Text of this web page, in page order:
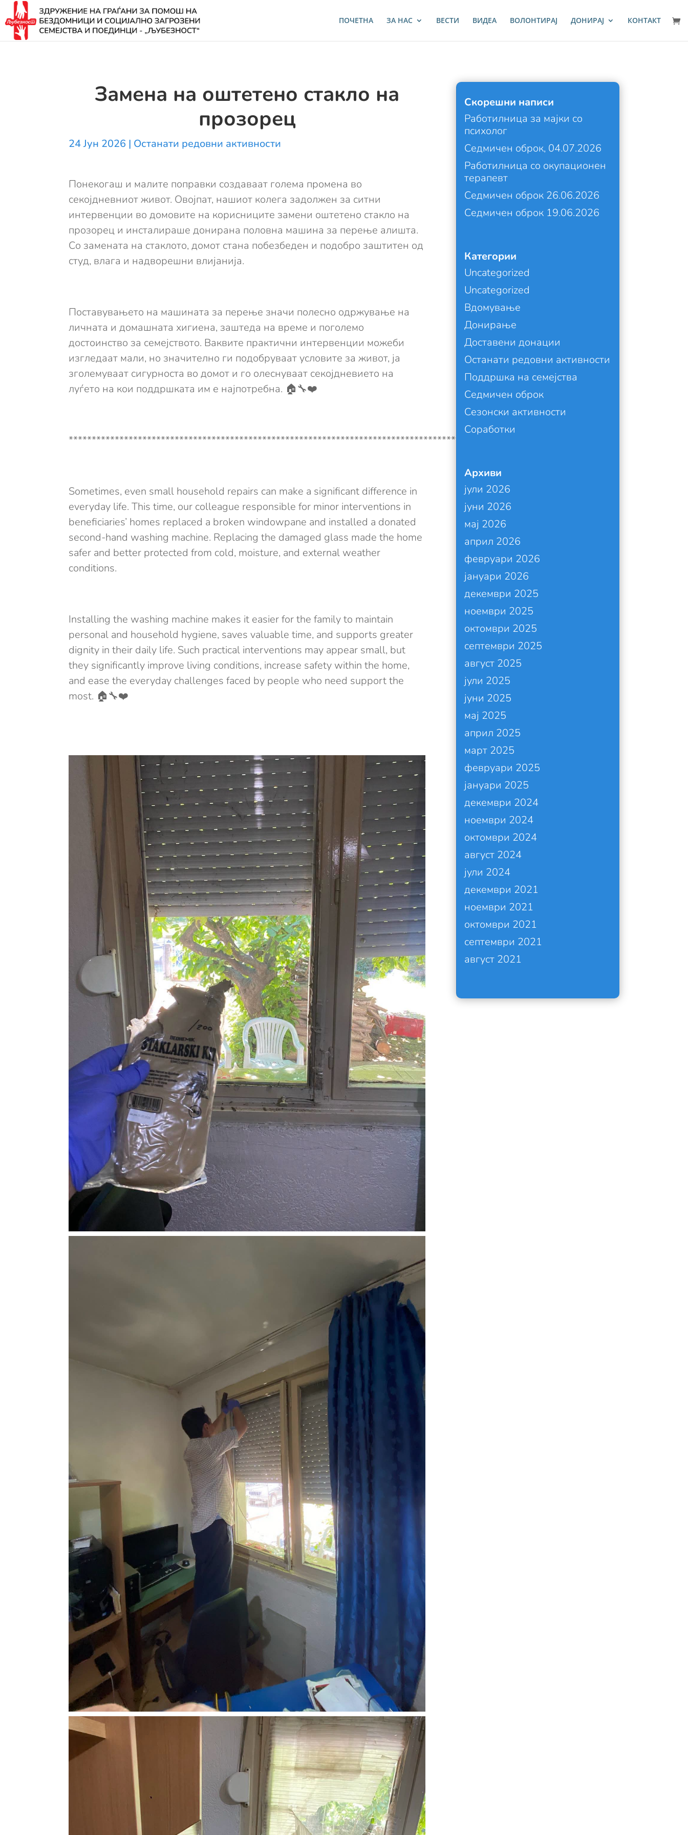
ПОЧЕТНА ЗА НАС ВЕСТИ ВИДЕА ВОЛОНТИРАЈ ДОНИРАЈ КОНТАКТ
Замена на оштетено стакло на
прозорец
24 Јун 2026 | Останати редовни активности
Понекогаш и малите поправки создаваат голема промена во
секојдневниот живот. Овојпат, нашиот колега задолжен за ситни
интервенции во домовите на корисниците замени оштетено стакло на
прозорец и инсталираше донирана половна машина за перење алишта.
Со замената на стаклото, домот стана побезбеден и подобро заштитен од
студ, влага и надворешни влијанија.
Поставувањето на машината за перење значи полесно одржување на
личната и домашната хигиена, заштеда на време и поголемо
достоинство за семејството. Ваквите практични интервенции можеби
изгледаат мали, но значително ги подобруваат условите за живот, ја
зголемуваат сигурноста во домот и го олеснуваат секојдневието на
луѓето на кои поддршката им е најпотребна. 🏠🔧❤️
*************************************************************************************
Sometimes, even small household repairs can make a significant difference in
everyday life. This time, our colleague responsible for minor interventions in
beneficiaries’ homes replaced a broken windowpane and installed a donated
second-hand washing machine. Replacing the damaged glass made the home
safer and better protected from cold, moisture, and external weather
conditions.
Installing the washing machine makes it easier for the family to maintain
personal and household hygiene, saves valuable time, and supports greater
dignity in their daily life. Such practical interventions may appear small, but
they significantly improve living conditions, increase safety within the home,
and ease the everyday challenges faced by people who need support the
most. 🏠🔧❤️
Скорешни написи
Работилница за мајки со
психолог
Седмичен оброк, 04.07.2026
Работилница со окупационен
терапевт
Седмичен оброк 26.06.2026
Седмичен оброк 19.06.2026
Категории
Uncategorized
Uncategorized
Вдомување
Донирање
Доставени донации
Останати редовни активности
Поддршка на семејства
Седмичен оброк
Сезонски активности
Соработки
Архиви
јули 2026
јуни 2026
мај 2026
април 2026
февруари 2026
јануари 2026
декември 2025
ноември 2025
октомври 2025
септември 2025
август 2025
јули 2025
јуни 2025
мај 2025
април 2025
март 2025
февруари 2025
јануари 2025
декември 2024
ноември 2024
октомври 2024
август 2024
јули 2024
декември 2021
ноември 2021
октомври 2021
септември 2021
август 2021